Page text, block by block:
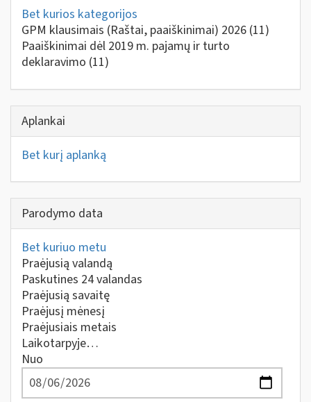
Bet kurios kategorijos
GPM klausimais (Raštai, paaiškinimai) 2026 (11)
Paaiškinimai dėl 2019 m. pajamų ir turto
deklaravimo (11)
Aplankai
Bet kurį aplanką
Parodymo data
Bet kuriuo metu
Praėjusią valandą
Paskutines 24 valandas
Praėjusią savaitę
Praėjusį mėnesį
Praėjusiais metais
Laikotarpyje…
Nuo